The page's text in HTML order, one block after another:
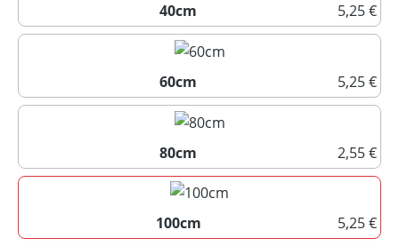
40cm
5,25 €
40cm
60cm
5,25 €
60cm
80cm
2,55 €
80cm
100cm
5,25 €